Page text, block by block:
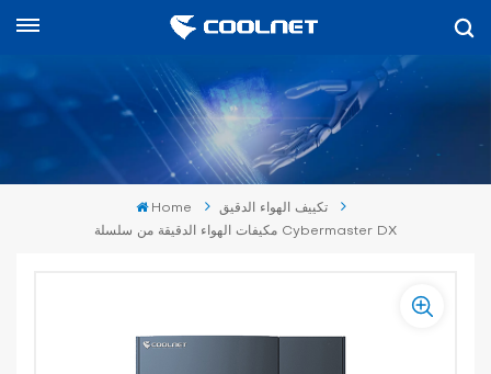
Home
تكييف الهواء الدقيق
مكيفات الهواء الدقيقة من سلسلة Cybermaster DX